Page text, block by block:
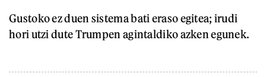
Gustoko ez duen sistema bati eraso egitea; irudi
hori utzi dute Trumpen agintaldiko azken egunek.